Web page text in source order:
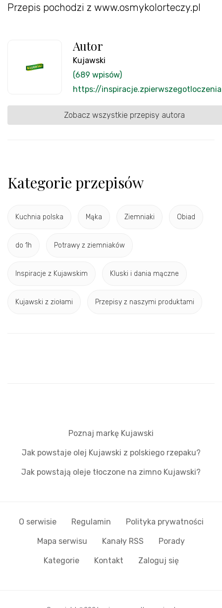
Przepis pochodzi z www.osmykolorteczy.pl
Autor
Kujawski
(689 wpisów)
https://
Zobacz wszystkie przepisy autora
Kategorie przepisów
Kuchnia polska Mąka Ziemniaki Obiad
do 1h Potrawy z ziemniaków
Inspiracje z Kujawskim Kluski i dania mączne
Kujawski z ziołami Przepisy z naszymi produktami
Poznaj markę Kujawski
Jak powstaje olej Kujawski z polskiego rzepaku?
Jak powstają oleje tłoczone na zimno Kujawski?
O serwisie Regulamin Polityka prywatności
Mapa serwisu Kanały RSS Porady
Kategorie Kontakt Zaloguj się